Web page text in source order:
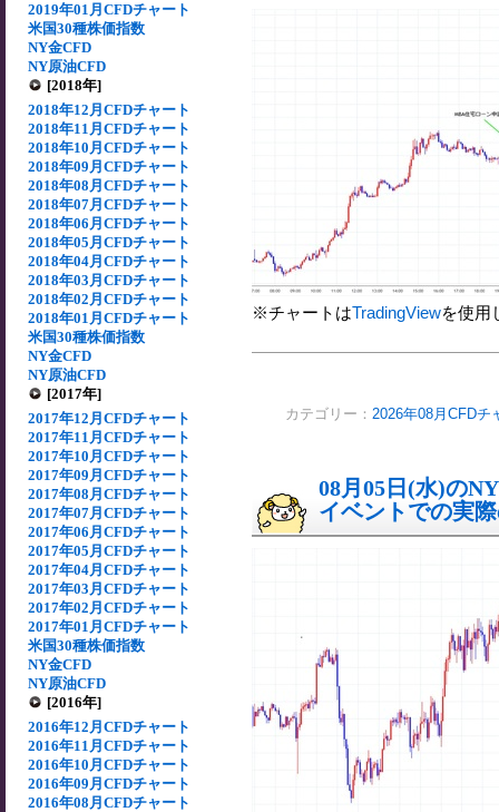
2019年01月CFDチャート
米国30種株価指数
NY金CFD
NY原油CFD
[2018年]
2018年12月CFDチャート
2018年11月CFDチャート
2018年10月CFDチャート
2018年09月CFDチャート
2018年08月CFDチャート
2018年07月CFDチャート
2018年06月CFDチャート
2018年05月CFDチャート
2018年04月CFDチャート
2018年03月CFDチャート
2018年02月CFDチャート
2018年01月CFDチャート
米国30種株価指数
NY金CFD
NY原油CFD
[2017年]
2017年12月CFDチャート
2017年11月CFDチャート
2017年10月CFDチャート
2017年09月CFDチャート
2017年08月CFDチャート
2017年07月CFDチャート
2017年06月CFDチャート
2017年05月CFDチャート
2017年04月CFDチャート
2017年03月CFDチャート
2017年02月CFDチャート
2017年01月CFDチャート
米国30種株価指数
NY金CFD
NY原油CFD
[2016年]
2016年12月CFDチャート
2016年11月CFDチャート
2016年10月CFDチャート
2016年09月CFDチャート
2016年08月CFDチャート
※チャートはTradingViewを使用
カテゴリー： 2026年08月CFDチ
08月05日(水)の
イベントでの実